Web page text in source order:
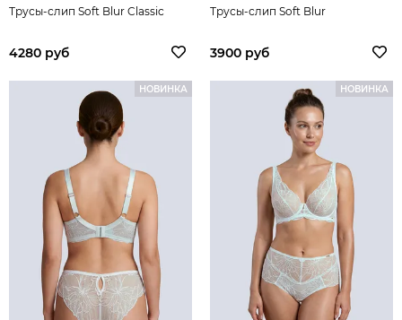
Трусы-слип Soft Blur Classic
4280 руб
Трусы-слип Soft Blur
3900 руб
НОВИНКА НОВИНКА